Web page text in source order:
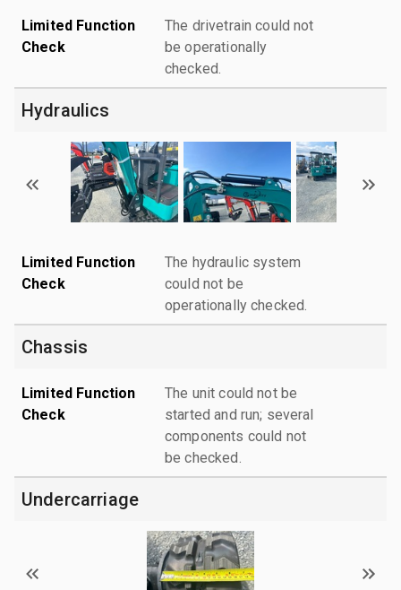
Limited Function
Check
The drivetrain could not
be operationally
checked.
Hydraulics
Limited Function
Check
The hydraulic system
could not be
operationally checked.
Chassis
Limited Function
Check
The unit could not be
started and run; several
components could not
be checked.
Undercarriage